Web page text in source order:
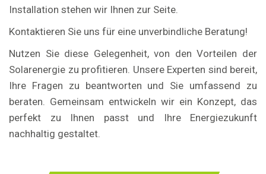
Installation stehen wir Ihnen zur Seite.
Kontaktieren Sie uns für eine unverbindliche Beratung!
Nutzen Sie diese Gelegenheit, von den Vorteilen der
Solarenergie zu profitieren. Unsere Experten sind bereit,
Ihre Fragen zu beantworten und Sie umfassend zu
beraten. Gemeinsam entwickeln wir ein Konzept, das
perfekt zu Ihnen passt und Ihre Energiezukunft
nachhaltig gestaltet.